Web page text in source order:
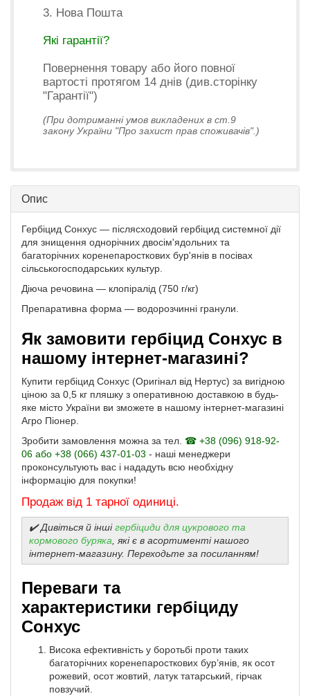
3. Нова Пошта
Які гарантії?
Повернення товару або його повної
вартості протягом 14 днів (див.сторінку
"Гарантії")
(При дотриманні умов викладених в ст.9
закону України "Про захист прав споживачів".)
Опис
Гербіцид Сонхус — післясходовий гербіцид системної дії
для знищення однорічних двосім'ядольних та
багаторічних коренепаросткових бур'янів в посівах
сільськогосподарських культур.
Діюча речовина — клопіралід (750 г/кг)
Препаративна форма — водорозчинні гранули.
Як замовити гербіцид Сонхус в
нашому інтернет-магазині?
Купити гербіцид Сонхус (Оригінал від Нертус) за вигідною
ціною за 0,5 кг пляшку з оперативною доставкою в будь-
яке місто України ви зможете в нашому інтернет-магазині
Агро Піонер.
Зробити замовлення можна за тел. ☎ +38 (096) 918-92-
06 або +38 (066) 437-01-03 - наші менеджери
проконсультують вас і нададуть всю необхідну
інформацію для покупки!
Продаж від 1 тарної одиниці.
✔️ Дивіться й іншігербіциди для цукрового та
кормового буряка , які є в асортименті нашого
інтернет-магазину. Переходьте за посиланням!
Переваги та
характеристики гербіциду
Сонхус
Висока ефективність у боротьбі проти таких
багаторічних коренепаросткових бур’янів, як осот
рожевий, осот жовтий, латук татарський, гірчак
повзучий.